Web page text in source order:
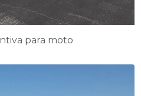
para moto